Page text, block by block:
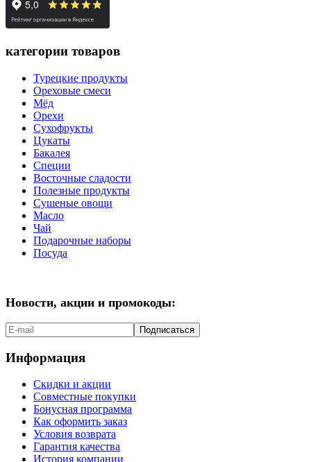
категории товаров
Турецкие продукты
Ореховые смеси
Мёд
Орехи
Сухофрукты
Цукаты
Бакалея
Специи
Восточные сладости
Полезные продукты
Сушеные овощи
Масло
Чай
Подарочные наборы
Посуда
Новости, акции и промокоды:
Подписаться
Информация
Скидки и акции
Совместные покупки
Бонусная программа
Как оформить заказ
Условия возврата
Гарантия качества
История компании